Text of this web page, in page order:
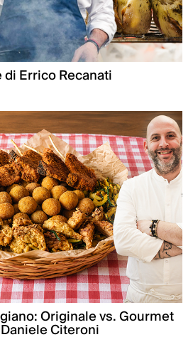
Errico Recanati
Originale vs. Gourmet
Citeroni